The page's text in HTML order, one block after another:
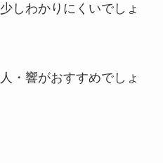
しわかりにくいでしょ
・響がおすすめでしょ